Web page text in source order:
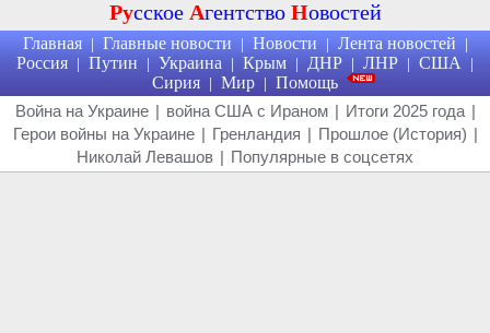
Русское Агентство Новостей
Главная | Главные новости | Новости | Лента новостей |
Россия | Путин | Украина | Крым | ДНР | ЛНР | США |
Сирия | Мир | Помощь
Война на Украине | война США с Ираном | Итоги 2025 года |
Герои войны на Украине | Гренландия | Прошлое (История) |
Николай Левашов | Популярные в соцсетях